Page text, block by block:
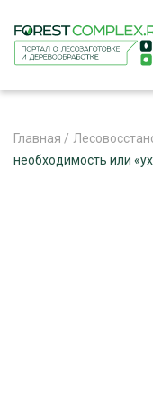
Главная /
необходимость или